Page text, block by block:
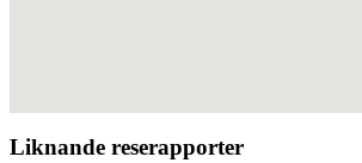
Liknande reserapporter